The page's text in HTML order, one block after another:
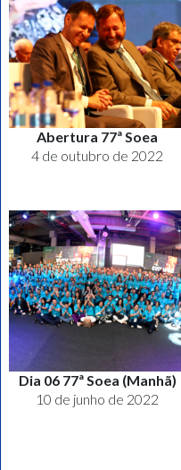
Abertura 77ª Soea
4 de outubro de 2022
Dia 06 77ª Soea (Manhã)
10 de junho de 2022